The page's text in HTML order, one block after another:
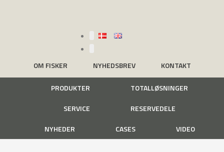
OM FISKER NYHEDSBREV KONTAKT
PRODUKTER
TOTALLØSNINGER
SERVICE
RESERVEDELE
NYHEDER
CASES VIDEO